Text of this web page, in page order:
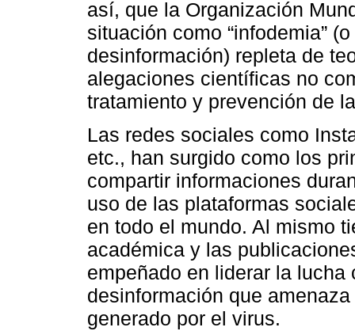
así, que la Organización
situación como “infodemia”
desinformación) repleta de
alegaciones científicas no
tratamiento y prevención de
Las redes sociales como
etc., han surgido como los
compartir informaciones
uso de las plataformas
en todo el mundo. Al mismo
académica y las
empeñado en liderar la
desinformación que
generado por el virus.